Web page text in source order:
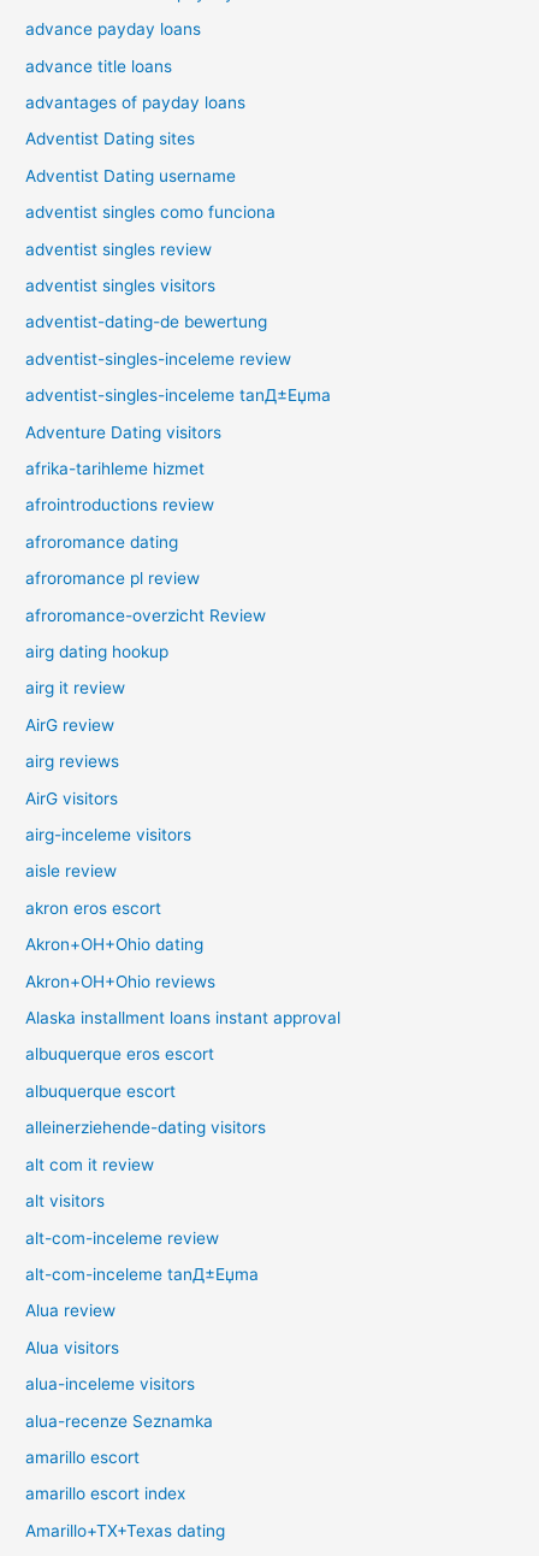
advance payday loans
advance title loans
advantages of payday loans
Adventist Dating sites
Adventist Dating username
adventist singles como funciona
adventist singles review
adventist singles visitors
adventist-dating-de bewertung
adventist-singles-inceleme review
adventist-singles-inceleme tanД±Еџma
Adventure Dating visitors
afrika-tarihleme hizmet
afrointroductions review
afroromance dating
afroromance pl review
afroromance-overzicht Review
airg dating hookup
airg it review
AirG review
airg reviews
AirG visitors
airg-inceleme visitors
aisle review
akron eros escort
Akron+OH+Ohio dating
Akron+OH+Ohio reviews
Alaska installment loans instant approval
albuquerque eros escort
albuquerque escort
alleinerziehende-dating visitors
alt com it review
alt visitors
alt-com-inceleme review
alt-com-inceleme tanД±Еџma
Alua review
Alua visitors
alua-inceleme visitors
alua-recenze Seznamka
amarillo escort
amarillo escort index
Amarillo+TX+Texas dating